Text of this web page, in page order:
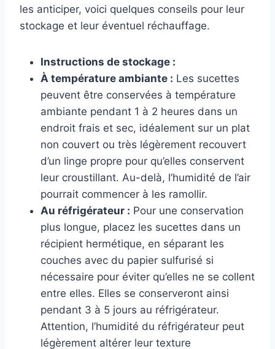
les anticiper, voici quelques conseils pour leur
stockage et leur éventuel réchauffage.
Instructions de stockage :
À température ambiante : Les sucettes
peuvent être conservées à température
ambiante pendant 1 à 2 heures dans un
endroit frais et sec, idéalement sur un plat
non couvert ou très légèrement recouvert
d’un linge propre pour qu’elles conservent
leur croustillant. Au-delà, l’humidité de l’air
pourrait commencer à les ramollir.
Au réfrigérateur : Pour une conservation
plus longue, placez les sucettes dans un
récipient hermétique, en séparant les
couches avec du papier sulfurisé si
nécessaire pour éviter qu’elles ne se collent
entre elles. Elles se conserveront ainsi
pendant 3 à 5 jours au réfrigérateur.
Attention, l’humidité du réfrigérateur peut
légèrement altérer leur texture